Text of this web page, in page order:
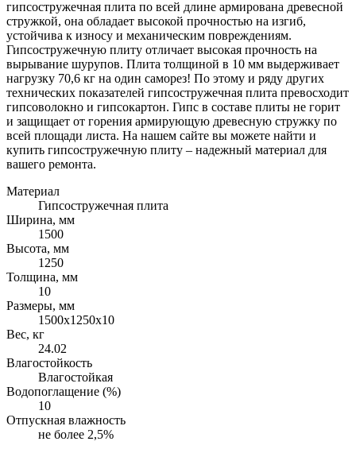
гипсостружечная плита по всей длине армирована древесной
стружкой, она обладает высокой прочностью на изгиб,
устойчива к износу и механическим повреждениям.
Гипсостружечную плиту отличает высокая прочность на
вырывание шурупов. Плита толщиной в 10 мм выдерживает
нагрузку 70,6 кг на один саморез! По этому и ряду других
технических показателей гипсостружечная плита превосходит
гипсоволокно и гипсокартон. Гипс в составе плиты не горит
и защищает от горения армирующую древесную стружку по
всей площади листа. На нашем сайте вы можете найти и
купить гипсостружечную плиту – надежный материал для
вашего ремонта.
Материал
Гипсостружечная плита
Ширина, мм
1500
Высота, мм
1250
Толщина, мм
10
Размеры, мм
1500х1250х10
Вес, кг
24.02
Влагостойкость
Влагостойкая
Водопоглащение (%)
10
Отпускная влажность
не более 2,5%